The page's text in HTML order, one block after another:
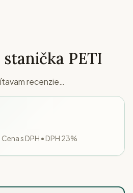
PETI
recenzie…
Cena s DPH • DPH 23%